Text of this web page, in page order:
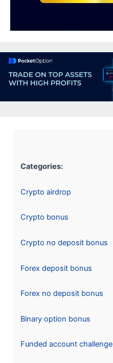
Categories:
Crypto airdrop
Crypto bonus
Crypto no deposit bonus
Forex deposit bonus
Forex no deposit bonus
Binary option bonus
Funded account challenge